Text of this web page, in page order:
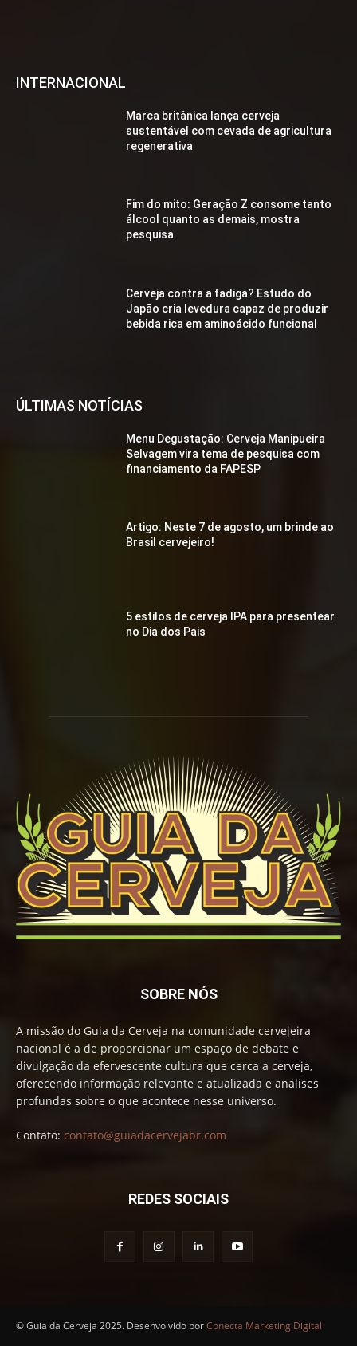
INTERNACIONAL
Marca britânica lança cerveja
sustentável com cevada de agricultura
regenerativa
Fim do mito: Geração Z consome tanto
álcool quanto as demais, mostra
pesquisa
Cerveja contra a fadiga? Estudo do
Japão cria levedura capaz de produzir
bebida rica em aminoácido funcional
ÚLTIMAS NOTÍCIAS
Menu Degustação: Cerveja Manipueira
Selvagem vira tema de pesquisa com
financiamento da FAPESP
Artigo: Neste 7 de agosto, um brinde ao
Brasil cervejeiro!
5 estilos de cerveja IPA para presentear
no Dia dos Pais
SOBRE NÓS
A missão do Guia da Cerveja na comunidade cervejeira
nacional é a de proporcionar um espaço de debate e
divulgação da efervescente cultura que cerca a cerveja,
oferecendo informação relevante e atualizada e análises
profundas sobre o que acontece nesse universo.
Contato: contato@guiadacervejabr.com
REDES SOCIAIS
© Guia da Cerveja 2025. Desenvolvido porConecta Marketing Digital